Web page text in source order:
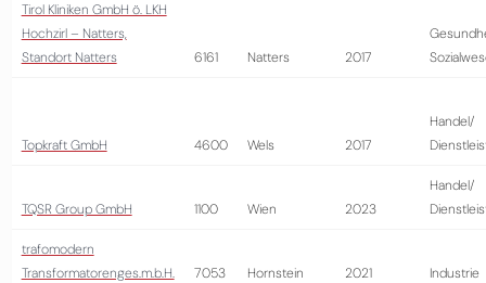
Tirol Kliniken GmbH ö. LKH
Hochzirl – Natters,
Standort Natters
6161 Natters 2017
Topkraft GmbH 4600 Wels 2017
Handel/
TQSR Group GmbH 1100 Wien 2023
Handel/
trafomodern
Transformatorenges.m.b.H.
7053 Hornstein 2021 Industrie